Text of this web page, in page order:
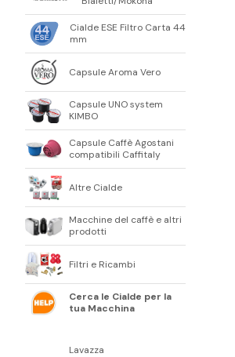
Cialde ESE Filtro Carta 44
mm
Capsule Aroma Vero
Capsule UNO system
KIMBO
Capsule Caffè Agostani
compatibili Caffitaly
Altre Cialde
Macchine del caffè e altri
prodotti
Filtri e Ricambi
Cerca le Cialde per la
tua Macchina
Lavazza